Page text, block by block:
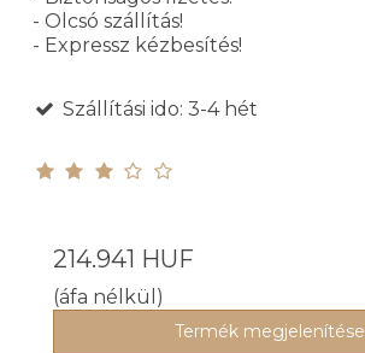
- Olcsó szállítás!
- Expressz kézbesítés!
Szállítási ido: 3-4 hét
214.941 HUF
(áfa nélkül)
Termék megjelenítése